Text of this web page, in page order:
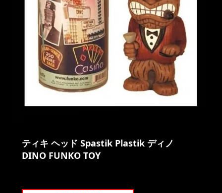
ティキ ヘッド Spastik Plastik ディノ
DINO FUNKO TOY